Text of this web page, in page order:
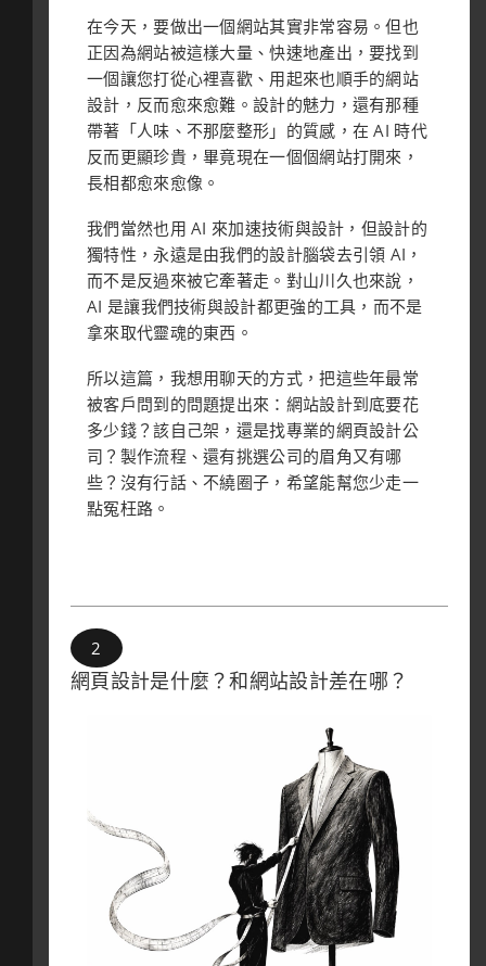
在今天，要做出一個網站其實非常容易。但也
正因為網站被這樣大量、快速地產出，要找到
一個讓您打從心裡喜歡、用起來也順手的網站
設計，反而愈來愈難。設計的魅力，還有那種
帶著「人味、不那麼整形」的質感，在 AI 時代
反而更顯珍貴，畢竟現在一個個網站打開來，
長相都愈來愈像。
我們當然也用 AI 來加速技術與設計，但設計的
獨特性，永遠是由我們的設計腦袋去引領 AI，
而不是反過來被它牽著走。對山川久也來說，
AI 是讓我們技術與設計都更強的工具，而不是
拿來取代靈魂的東西。
所以這篇，我想用聊天的方式，把這些年最常
被客戶問到的問題提出來：網站設計到底要花
多少錢？該自己架，還是找專業的網頁設計公
司？製作流程、還有挑選公司的眉角又有哪
些？沒有行話、不繞圈子，希望能幫您少走一
點冤枉路。
網頁設計是什麼？和網站設計差在哪？